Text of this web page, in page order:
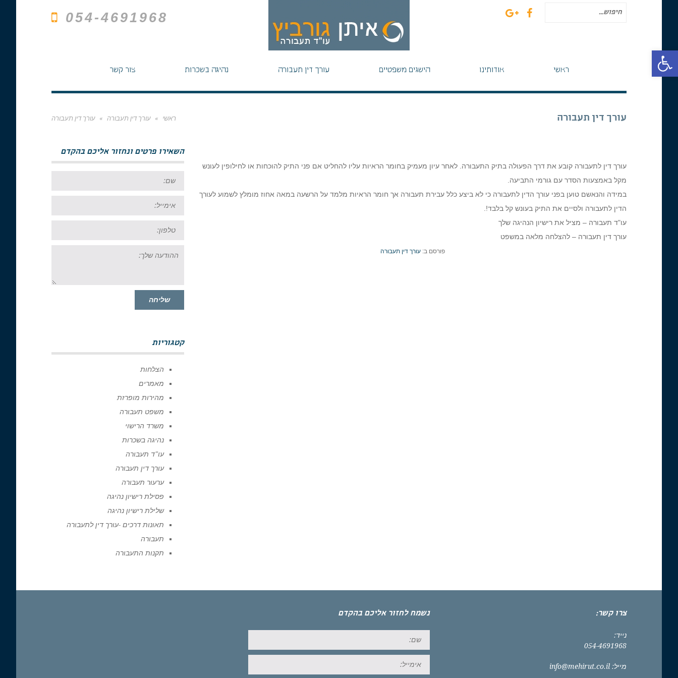
פתח סרגל נגישות
054-4691968
ראשי אודותינו הישגים משפטיים עורך דין תעבורה נהיגה בשכרות צור קשר
עורך דין תעבורה ראשי » עורך דין תעבורה » עורך דין תעבורה
עורך דין לתעבורה קובע את דרך הפעולה בתיק התעבורה. לאחר עיון מעמיק בחומר הראיות עליו להחליט אם פני התיק להוכחות או לחילופין לעונש
מקל באמצעות הסדר עם גורמי התביעה.
במידה והנאשם טוען בפני עורך הדין לתעבורה כי לא ביצע כלל עבירת תעבורה אך חומר הראיות מלמד על הרשעה במאה אחוז מומלץ לשמוע לעורך
הדין לתעבורה ולסיים את התיק בעונש קל בלבד!.
עו"ד תעבורה – מציל את רישיון הנהיגה שלך
עורך דין תעבורה – להצלחה מלאה במשפט
פורסם ב: עורך דין תעבורה
השאירו פרטים ונחזור אליכם בהקדם
שלך:
שליחה
קטגוריות
הצלחות
מאמרים
מהירות מופרזת
משפט תעבורה
משרד הרישוי
נהיגה בשכרות
עו"ד תעבורה
עורך דין תעבורה
ערעור תעבורה
פסילת רישיון נהיגה
שלילת רישיון נהיגה
תאונות דרכים -עורך דין לתעבורה
תעבורה
תקנות התעבורה
צרו קשר:
נייד:
054-4691968
מייל: info@mehirut.co.il
נשמח לחזור אליכם בהקדם